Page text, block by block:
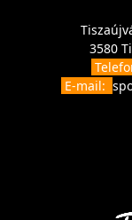
3580
E-mail: